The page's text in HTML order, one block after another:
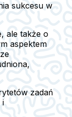
sukcesu w
ale także o
aspektem
zadań
i